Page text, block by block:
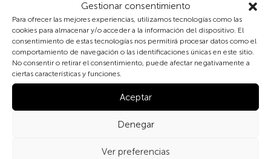
Gestionar consentimiento
Para ofrecer las mejores experiencias, utilizamos tecnologías como las
cookies para almacenar y/o acceder a la información del dispositivo. El
consentimiento de estas tecnologías nos permitirá procesar datos como el
comportamiento de navegación o las identificaciones únicas en este sitio.
No consentir o retirar el consentimiento, puede afectar negativamente a
ciertas características y funciones.
Aceptar
Denegar
Ver preferencias
Al marcar la casilla y enviar este formulario, usted
consiente expresamente el tratamiento de sus datos
personales conforme a la normativa vigente en
materia de protección de datos personales, en
particular, de acuerdo con lo dispuesto en el
Reglamento (UE) 2016/679 del Parlamento Europeo y
del Consejo de 27 de abril de 2016 (RGPD) y la Ley
Orgánica 3/2018, de 5 de diciembre, de Protección de
digitale(LOPDGDD). Para más información puede